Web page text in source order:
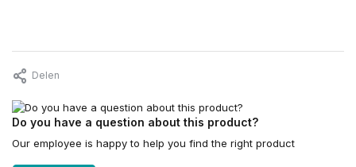
Delen
Do you have a question about this product?
Our employee is happy to help you find the right product